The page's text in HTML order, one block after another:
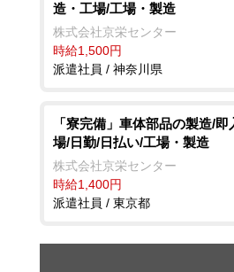
造・工場/工場・製造
株式会社京栄センター
時給1,500円
派遣社員 / 神奈川県
「寮完備」車体部品の製造/
場/日勤/日払い/工場・製造
株式会社京栄センター
時給1,400円
派遣社員 / 東京都